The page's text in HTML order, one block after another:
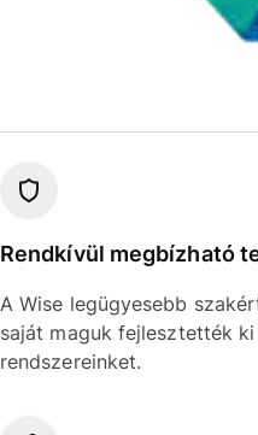
Rendkívül megbízható
A Wise legügyesebb
saját maguk fejlesztették
rendszereinket.